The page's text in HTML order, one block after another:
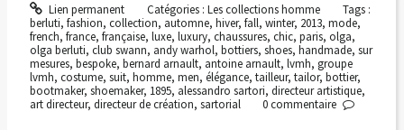
Lien permanent Catégories : Les collections homme
Tags :
berluti, fashion, collection, automne, hiver, fall, winter, 2013, mode,
french, france, française, luxe, luxury, chaussures, chic, paris, olga,
olga berluti, club swann, andy warhol, bottiers, shoes, handmade, sur
mesures, bespoke, bernard arnault, antoine arnault, lvmh, groupe
lvmh, costume, suit, homme, men, élégance, tailleur, tailor, bottier,
bootmaker, shoemaker, 1895, alessandro sartori, directeur artistique,
art directeur, directeur de création, sartorial 0commentaire